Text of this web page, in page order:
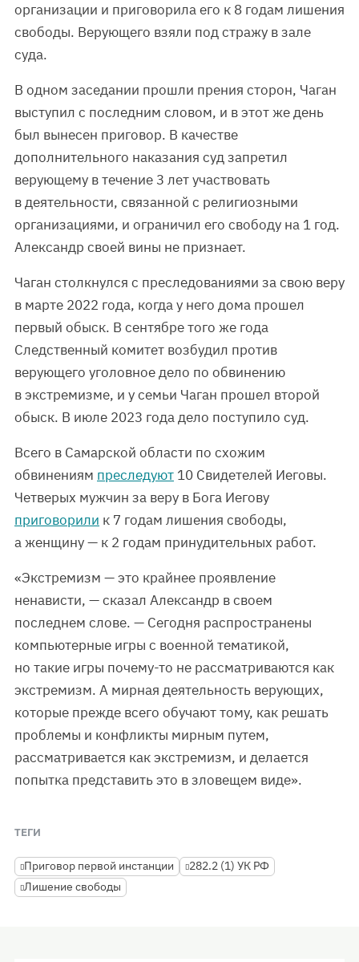
организации и приговорила его к 8 годам лишения
свободы. Верующего взяли под стражу в зале
суда.
В одном заседании прошли прения сторон, Чаган
выступил с последним словом, и в этот же день
был вынесен приговор. В качестве
дополнительного наказания суд запретил
верующему в течение 3 лет участвовать
в деятельности, связанной с религиозными
организациями, и ограничил его свободу на 1 год.
Александр своей вины не признает.
Чаган столкнулся с преследованиями за свою веру
в марте 2022 года, когда у него дома прошел
первый обыск. В сентябре того же года
Следственный комитет возбудил против
верующего уголовное дело по обвинению
в экстремизме, и у семьи Чаган прошел второй
обыск. В июле 2023 года дело поступило суд.
Всего в Самарской области по схожим
обвинениям преследуют 10 Свидетелей Иеговы.
Четверых мужчин за веру в Бога Иегову
приговорили к 7 годам лишения свободы,
а женщину — к 2 годам принудительных работ.
«Экстремизм — это крайнее проявление
ненависти, — сказал Александр в своем
последнем слове. — Сегодня распространены
компьютерные игры с военной тематикой,
но такие игры почему-то не рассматриваются как
экстремизм. А мирная деятельность верующих,
которые прежде всего обучают тому, как решать
проблемы и конфликты мирным путем,
рассматривается как экстремизм, и делается
попытка представить это в зловещем виде».
ТЕГИ
Приговор первой инстанции
282.2 (1) УК РФ
Лишение свободы